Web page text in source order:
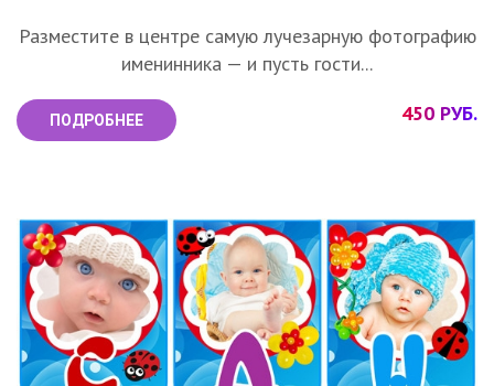
Разместите в центре самую лучезарную фотографию
именинника — и пусть гости...
ПОДРОБНЕЕ 450 РУБ.